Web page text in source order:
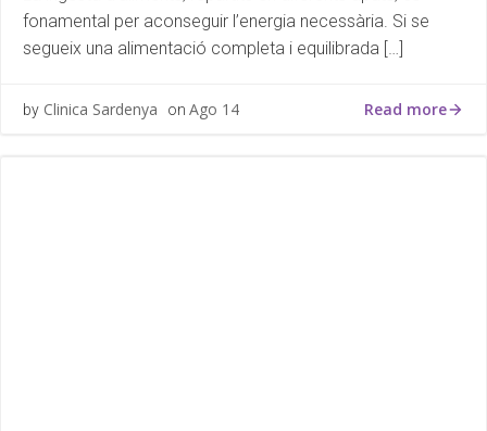
fonamental per aconseguir l’energia necessària. Si se
segueix una alimentació completa i equilibrada […]
by Clinica Sardenya on Ago 14 Read more